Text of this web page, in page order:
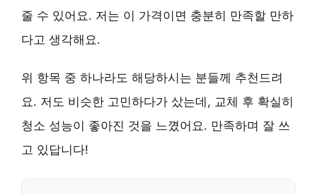
줄 수 있어요. 저는 이 가격이면 충분히 만족할 만하
다고 생각해요.
위 항목 중 하나라도 해당하시는 분들께 추천드려
요. 저도 비슷한 고민하다가 샀는데, 교체 후 확실히
청소 성능이 좋아진 것을 느꼈어요. 만족하며 잘 쓰
고 있답니다!